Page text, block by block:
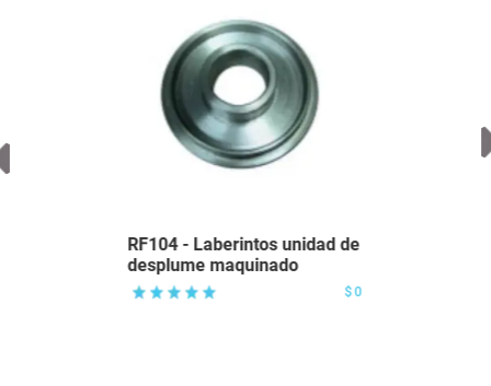
RF104 - Laberintos unidad de
desplume maquinado
$0